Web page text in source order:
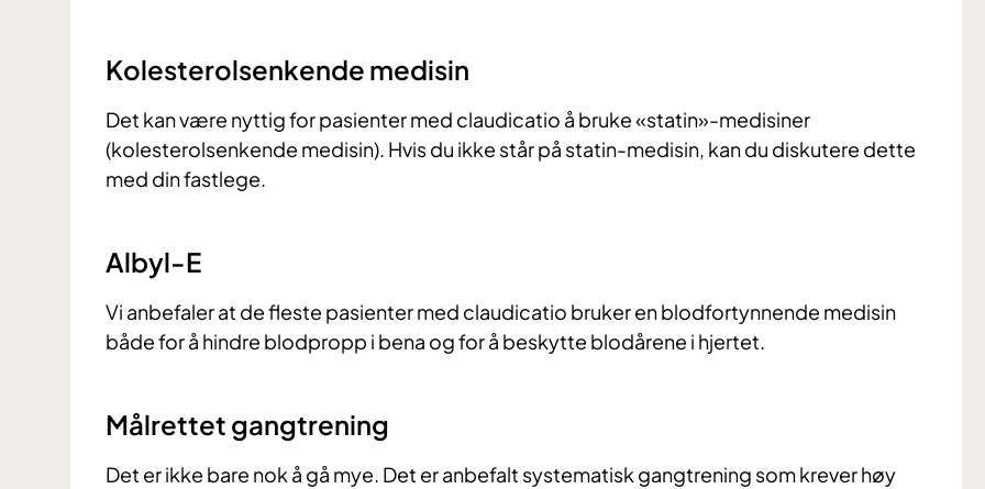
Kolesterolsenkende medisin
Det kan være nyttig for pasienter med claudicatio å bruke «statin»-medisiner
(kolesterolsenkende medisin). Hvis du ikke står på statin-medisin, kan du diskutere dette
med din fastlege.
Albyl-E
Vi anbefaler at de fleste pasienter med claudicatio bruker en blodfortynnende medisin
både for å hindre blodpropp i bena og for å beskytte blodårene i hjertet.
Målrettet gangtrening
Det er ikke bare nok å gå mye. Det er anbefalt systematisk gangtrening som krever høy